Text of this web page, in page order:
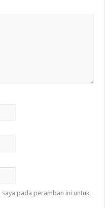
pada peramban ini untuk